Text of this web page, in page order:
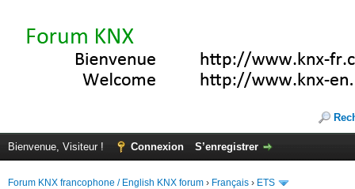
Bienvenue, Visiteur ! Connexion S’enregistrer
Forum KNX francophone / English KNX forum › Français › ETS